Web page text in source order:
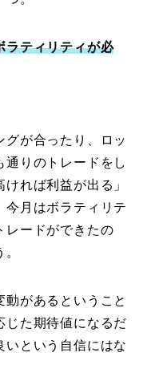
ラティリティが必
グが合ったり、ロッ
通りのトレードをし
れば利益が出る」
今月はボラティリテ
レードができたの
があるということ
じた期待値になるだ
いという自信にはな